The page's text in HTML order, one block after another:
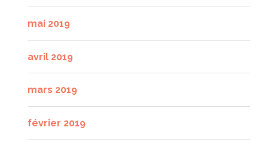
mai 2019
avril 2019
mars 2019
février 2019